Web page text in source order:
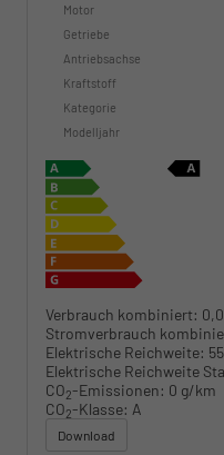
Motor
Getriebe
Antriebsachse
Kraftstoff
Kategorie
Modelljahr
Verbrauch kombiniert:
Stromverbrauch
Elektrische Reichweite:
Elektrische Reichweite
CO2-Emissionen: 0 g/km
CO2-Klasse: A
Download